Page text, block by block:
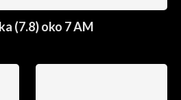
(7.8) oko 7 AM